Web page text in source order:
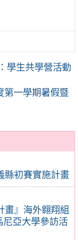
縣初賽實施計畫
畫』海外翱翔組
亞大學參訪活
學生共學營活動
第一學期暑假暨